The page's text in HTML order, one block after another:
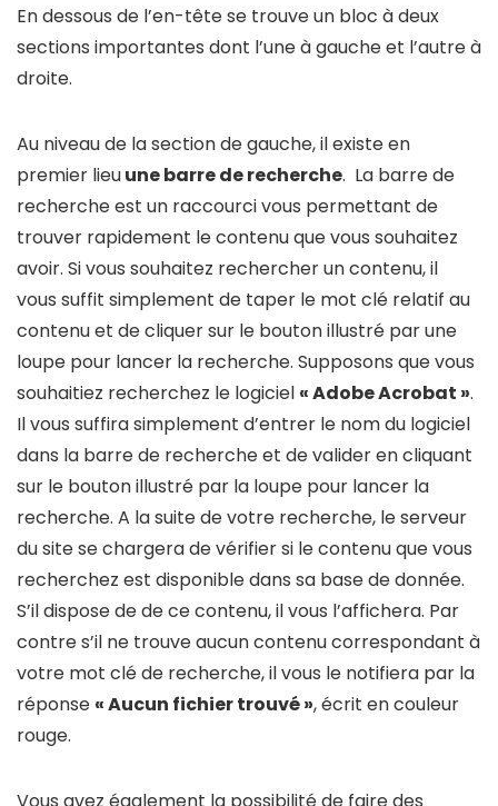
En dessous de l’en-tête se trouve un bloc à deux
sections importantes dont l’une à gauche et l’autre à
droite.
Au niveau de la section de gauche, il existe en
premier lieuune barre de recherche. La barre de
recherche est un raccourci vous permettant de
trouver rapidement le contenu que vous souhaitez
avoir. Si vous souhaitez rechercher un contenu, il
vous suffit simplement de taper le mot clé relatif au
contenu et de cliquer sur le bouton illustré par une
loupe pour lancer la recherche. Supposons que vous
souhaitiez recherchez le logiciel « Adobe Acrobat ».
Il vous suffira simplement d’entrer le nom du logiciel
dans la barre de recherche et de valider en cliquant
sur le bouton illustré par la loupe pour lancer la
recherche. A la suite de votre recherche, le serveur
du site se chargera de vérifier si le contenu que vous
recherchez est disponible dans sa base de donnée.
S’il dispose de de ce contenu, il vous l’affichera. Par
contre s’il ne trouve aucun contenu correspondant à
votre mot clé de recherche, il vous le notifiera par la
réponse « Aucun fichier trouvé », écrit en couleur
rouge.
Vous avez également la possibilité de faire des